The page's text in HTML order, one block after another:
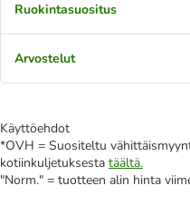
Ruokintasuositus
Arvostelut
Käyttöehdot
*OVH = Suositeltu
kotiinkuljetuksesta täältä.
"Norm." = tuotteen alin hinta